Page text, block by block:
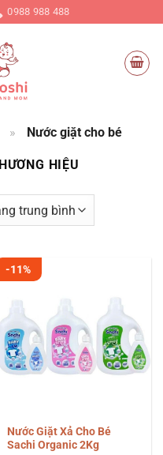
0988 988 488
» Nước giặt cho bé
HIỆU
-11%
Nước Giặt Xả Cho Bé
Sachi Organic 2Kg